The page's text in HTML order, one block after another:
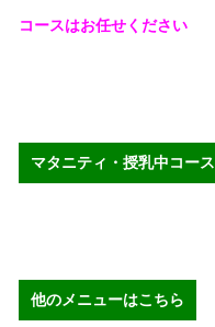
コースはお任せください
マタニティ・授乳中コース
他のメニューはこちら